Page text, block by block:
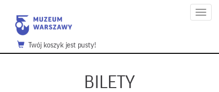
Menu
Twój koszyk jest pusty!
BILETY